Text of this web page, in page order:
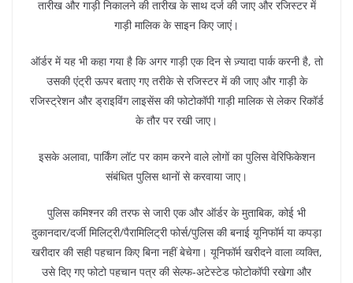
तारीख और गाड़ी निकालने की तारीख के साथ दर्ज की जाए और रजिस्टर में
गाड़ी मालिक के साइन किए जाएं।
ऑर्डर में यह भी कहा गया है कि अगर गाड़ी एक दिन से ज़्यादा पार्क करनी है, तो
उसकी एंट्री ऊपर बताए गए तरीके से रजिस्टर में की जाए और गाड़ी के
रजिस्ट्रेशन और ड्राइविंग लाइसेंस की फोटोकॉपी गाड़ी मालिक से लेकर रिकॉर्ड
के तौर पर रखी जाए।
इसके अलावा, पार्किंग लॉट पर काम करने वाले लोगों का पुलिस वेरिफिकेशन
संबंधित पुलिस थानों से करवाया जाए।
पुलिस कमिश्नर की तरफ से जारी एक और ऑर्डर के मुताबिक, कोई भी
दुकानदार/दर्जी मिलिट्री/पैरामिलिट्री फोर्स/पुलिस की बनाई यूनिफॉर्म या कपड़ा
खरीदार की सही पहचान किए बिना नहीं बेचेगा। यूनिफॉर्म खरीदने वाला व्यक्ति,
उसे दिए गए फोटो पहचान पत्र की सेल्फ-अटेस्टेड फोटोकॉपी रखेगा और